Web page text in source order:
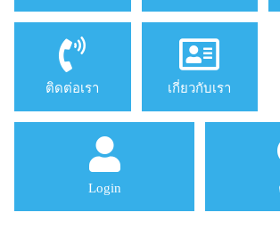
ติดต่อเรา เกี่ยวกับเรา
Login